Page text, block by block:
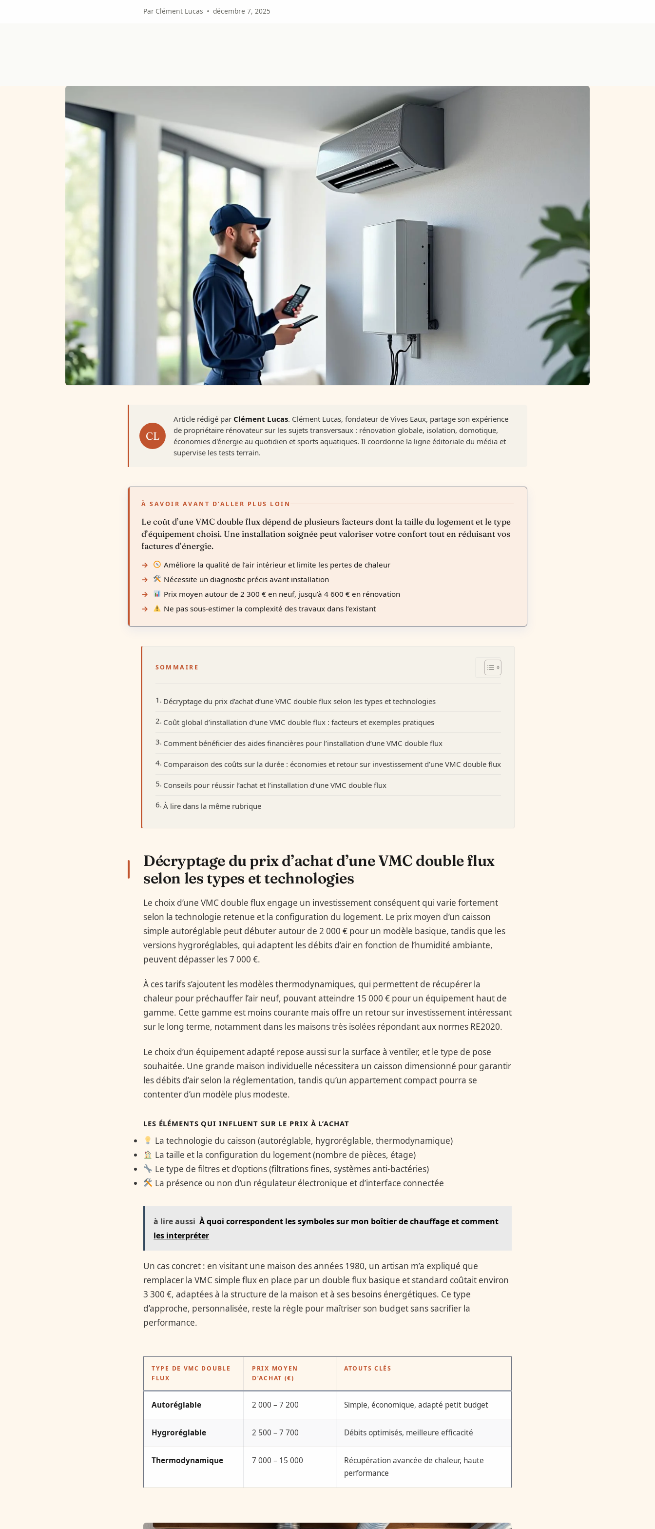
Par Clément Lucas décembre 7, 2025
Article rédigé par Clément Lucas. Clément Lucas, fondateur de Vives Eaux, partage son expérience
de propriétaire rénovateur sur les sujets transversaux : rénovation globale, isolation, domotique,
économies d'énergie au quotidien et sports aquatiques. Il coordonne la ligne éditoriale du média et
supervise les tests terrain.
À SAVOIR AVANT D’ALLER PLUS LOIN
Le coût d’une VMC double flux dépend de plusieurs facteurs dont la taille du logement et le type
d’équipement choisi. Une installation soignée peut valoriser votre confort tout en réduisant vos
factures d’énergie.
Améliore la qualité de l’air intérieur et limite les pertes de chaleur
Nécessite un diagnostic précis avant installation
Prix moyen autour de 2 300 € en neuf, jusqu’à 4 600 € en rénovation
Ne pas sous-estimer la complexité des travaux dans l’existant
SOMMAIRE
Décryptage du prix d’achat d’une VMC double flux selon les types et technologies
Coût global d’installation d’une VMC double flux : facteurs et exemples pratiques
Comment bénéficier des aides financières pour l’installation d’une VMC double flux
Comparaison des coûts sur la durée : économies et retour sur investissement d’une VMC double flux
Conseils pour réussir l’achat et l’installation d’une VMC double flux
À lire dans la même rubrique
Décryptage du prix d’achat d’une VMC double flux
selon les types et technologies
Le choix d’une VMC double flux engage un investissement conséquent qui varie fortement
selon la technologie retenue et la configuration du logement. Le prix moyen d’un caisson
simple autoréglable peut débuter autour de 2 000 € pour un modèle basique, tandis que les
versions hygroréglables, qui adaptent les débits d’air en fonction de l’humidité ambiante,
peuvent dépasser les 7 000 €.
À ces tarifs s’ajoutent les modèles thermodynamiques, qui permettent de récupérer la
chaleur pour préchauffer l’air neuf, pouvant atteindre 15 000 € pour un équipement haut de
gamme. Cette gamme est moins courante mais offre un retour sur investissement intéressant
sur le long terme, notamment dans les maisons très isolées répondant aux normes RE2020.
Le choix d’un équipement adapté repose aussi sur la surface à ventiler, et le type de pose
souhaitée. Une grande maison individuelle nécessitera un caisson dimensionné pour garantir
les débits d’air selon la réglementation, tandis qu’un appartement compact pourra se
contenter d’un modèle plus modeste.
LES ÉLÉMENTS QUI INFLUENT SUR LE PRIX À L’ACHAT
La technologie du caisson (autoréglable, hygroréglable, thermodynamique)
La taille et la configuration du logement (nombre de pièces, étage)
Le type de filtres et d’options (filtrations fines, systèmes anti-bactéries)
La présence ou non d’un régulateur électronique et d’interface connectée
à lire aussi À quoi correspondent les symboles sur mon boîtier de chauffage et comment
les interpréter
Un cas concret : en visitant une maison des années 1980, un artisan m’a expliqué que
remplacer la VMC simple flux en place par un double flux basique et standard coûtait environ
3 300 €, adaptées à la structure de la maison et à ses besoins énergétiques. Ce type
d’approche, personnalisée, reste la règle pour maîtriser son budget sans sacrifier la
performance.
TYPE DE VMC DOUBLE
FLUX
PRIX MOYEN
D’ACHAT (€)
ATOUTS CLÉS
Autoréglable 2 000 – 7 200 Simple, économique, adapté petit budget
Hygroréglable 2 500 – 7 700 Débits optimisés, meilleure efficacité
Thermodynamique 7 000 – 15 000
Récupération avancée de chaleur, haute
performance